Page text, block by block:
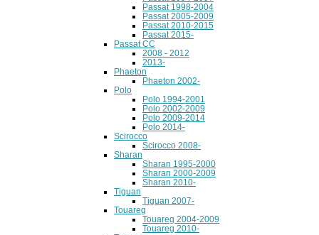
Passat 1998-2004
Passat 2005-2009
Passat 2010-2015
Passat 2015-
Passat CC
2008 - 2012
2013-
Phaeton
Phaeton 2002-
Polo
Polo 1994-2001
Polo 2002-2009
Polo 2009-2014
Polo 2014-
Scirocco
Scirocco 2008-
Sharan
Sharan 1995-2000
Sharan 2000-2009
Sharan 2010-
Tiguan
Tiguan 2007-
Touareg
Touareg 2004-2009
Touareg 2010-